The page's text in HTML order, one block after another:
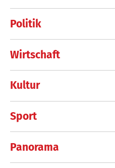
Politik
Wirtschaft
Kultur
Sport
Panorama